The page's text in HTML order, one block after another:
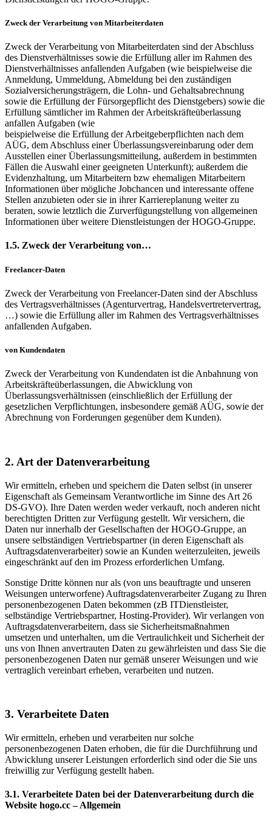
Zweck der Verarbeitung von Mitarbeiterdaten
Zweck der Verarbeitung von Mitarbeiterdaten sind der Abschluss
des Dienstverhältnisses sowie die Erfüllung aller im Rahmen des
Dienstverhältnisses anfallenden Aufgaben (wie beispielweise die
Anmeldung, Ummeldung, Abmeldung bei den zuständigen
Sozialversicherungsträgern, die Lohn- und Gehaltsabrechnung
sowie die Erfüllung der Fürsorgepflicht des Dienstgebers) sowie die
Erfüllung sämtlicher im Rahmen der Arbeitskräfteüberlassung
anfallen Aufgaben (wie
beispielweise die Erfüllung der Arbeitgeberpflichten nach dem
AÜG, dem Abschluss einer Überlassungsvereinbarung oder dem
Ausstellen einer Überlassungsmitteilung, außerdem in bestimmten
Fällen die Auswahl einer geeigneten Unterkunft); außerdem die
Evidenzhaltung, um Mitarbeitern bzw ehemaligen Mitarbeitern
Informationen über mögliche Jobchancen und interessante offene
Stellen anzubieten oder sie in ihrer Karriereplanung weiter zu
beraten, sowie letztlich die Zurverfügungstellung von allgemeinen
Informationen über weitere Dienstleistungen der HOGO-Gruppe.
1.5. Zweck der Verarbeitung von…
Freelancer-Daten
Zweck der Verarbeitung von Freelancer-Daten sind der Abschluss
des Vertragsverhältnisses (Agenturvertrag, Handelsvertretervertrag,
…) sowie die Erfüllung aller im Rahmen des Vertragsverhältnisses
anfallenden Aufgaben.
von Kundendaten
Zweck der Verarbeitung von Kundendaten ist die Anbahnung von
Arbeitskräfteüberlassungen, die Abwicklung von
Überlassungsverhältnissen (einschließlich der Erfüllung der
gesetzlichen Verpflichtungen, insbesondere gemäß AÜG, sowie der
Abrechnung von Forderungen gegenüber dem Kunden).
2. Art der Datenverarbeitung
Wir ermitteln, erheben und speichern die Daten selbst (in unserer
Eigenschaft als Gemeinsam Verantwortliche im Sinne des Art 26
DS-GVO). Ihre Daten werden weder verkauft, noch anderen nicht
berechtigten Dritten zur Verfügung gestellt. Wir versichern, die
Daten nur innerhalb der Gesellschaften der HOGO-Gruppe, an
unsere selbständigen Vertriebspartner (in deren Eigenschaft als
Auftragsdatenverarbeiter) sowie an Kunden weiterzuleiten, jeweils
eingeschränkt auf den im Prozess erforderlichen Umfang.
Sonstige Dritte können nur als (von uns beauftragte und unseren
Weisungen unterworfene) Auftragsdatenverarbeiter Zugang zu Ihren
personenbezogenen Daten bekommen (zB ITDienstleister,
selbständige Vertriebspartner, Hosting-Provider). Wir verlangen von
Auftragsdatenverarbeitern, dass sie Sicherheitsmaßnahmen
umsetzen und unterhalten, um die Vertraulichkeit und Sicherheit der
uns von Ihnen anvertrauten Daten zu gewährleisten und dass Sie die
personenbezogenen Daten nur gemäß unserer Weisungen und wie
vertraglich vereinbart erheben, verarbeiten und nutzen.
3. Verarbeitete Daten
Wir ermitteln, erheben und verarbeiten nur solche
personenbezogenen Daten erhoben, die für die Durchführung und
Abwicklung unserer Leistungen erforderlich sind oder die Sie uns
freiwillig zur Verfügung gestellt haben.
3.1. Verarbeitete Daten bei der Datenverarbeitung durch die
Website hogo.cc – Allgemein